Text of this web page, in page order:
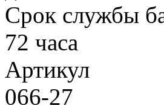
Срок службы
72 часа
Артикул
066-27